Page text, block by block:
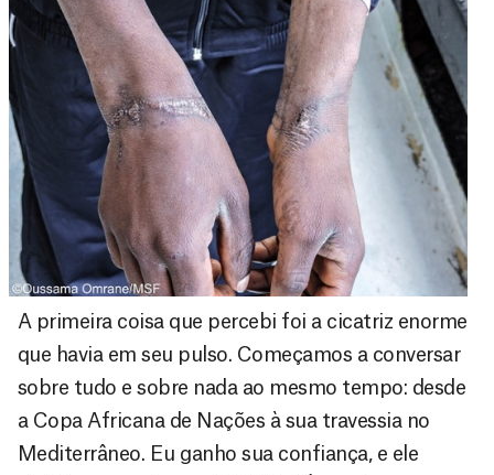
A primeira coisa que percebi foi a cicatriz enorme
que havia em seu pulso. Começamos a conversar
sobre tudo e sobre nada ao mesmo tempo: desde
a Copa Africana de Nações à sua travessia no
Mediterrâneo. Eu ganho sua confiança, e ele